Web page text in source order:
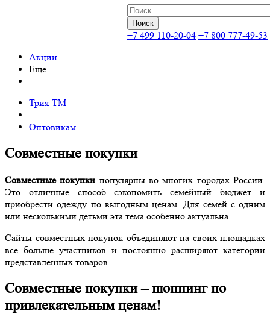
+7 499 110-20-04 +7 800 777-49-53
Акции
Еще
Трия-ТМ
-
Оптовикам
Совместные покупки
Совместные покупки популярны во многих городах России.
Это отличные способ сэкономить семейный бюджет и
приобрести одежду по выгодным ценам. Для семей с одним
или несколькими детьми эта тема особенно актуальна.
Сайты совместных покупок объединяют на своих площадках
все больше участников и постоянно расширяют категории
представленных товаров.
Совместные покупки – шоппинг по
привлекательным ценам!